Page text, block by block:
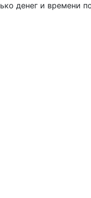
денег и времени